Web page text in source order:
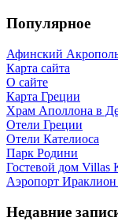
Популярное
Афинский
Карта сайта
О сайте
Карта Греции
Храм Аполлона в
Отели Греции
Отели Кателиоса
Парк Родини
Гостевой дом Villas
Аэропорт
Недавние